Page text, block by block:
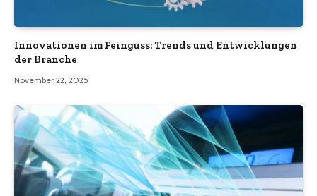
Innovationen im Feinguss: Trends und Entwicklungen
der Branche
November 22, 2025